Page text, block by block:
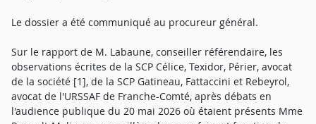
Le dossier a été communiqué au procureur général.
Sur le rapport de M. Labaune, conseiller référendaire, les
observations écrites de la SCP Célice, Texidor, Périer, avocat
de la société [1], de la SCP Gatineau, Fattaccini et Rebeyrol,
avocat de l'URSSAF de Franche-Comté, après débats en
l'audience publique du 20 mai 2026 où étaient présents Mme